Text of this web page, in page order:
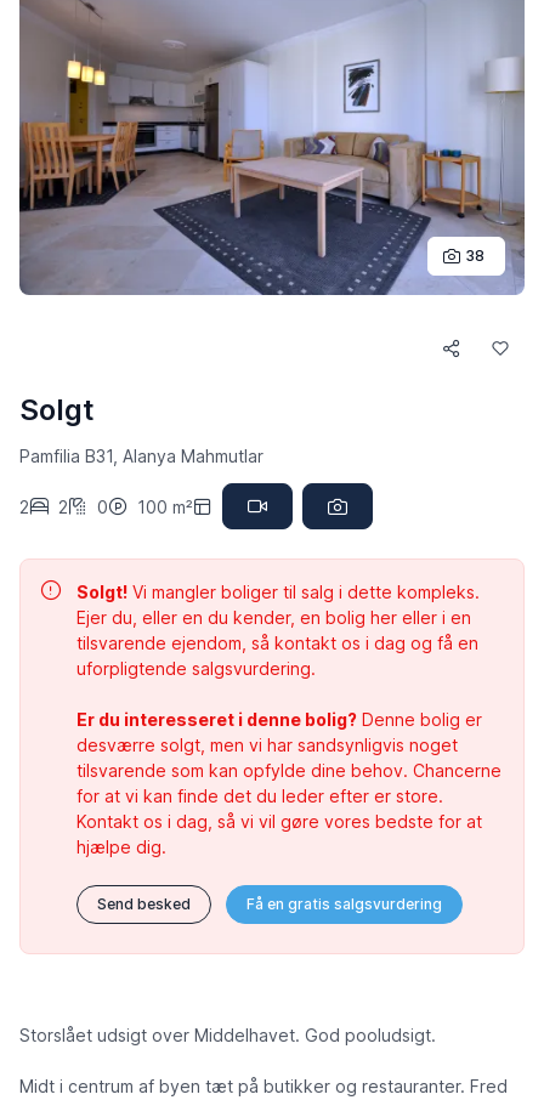
38
Solgt
Pamfilia B31, Alanya Mahmutlar
2 2 0 100 m²
Solgt! Vi mangler boliger til salg i dette kompleks.
Ejer du, eller en du kender, en bolig her eller i en
tilsvarende ejendom, så kontakt os i dag og få en
uforpligtende salgsvurdering.
Er du interesseret i denne bolig? Denne bolig er
desværre solgt, men vi har sandsynligvis noget
tilsvarende som kan opfylde dine behov. Chancerne
for at vi kan finde det du leder efter er store.
Kontakt os i dag, så vi vil gøre vores bedste for at
hjælpe dig.
Send besked Få en gratis salgsvurdering
Storslået udsigt over Middelhavet. God pooludsigt.
Midt i centrum af byen tæt på butikker og restauranter. Fred